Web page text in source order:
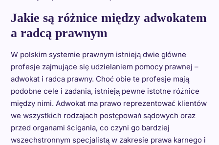
Jakie są różnice między adwokatem
a radcą prawnym
W polskim systemie prawnym istnieją dwie główne
profesje zajmujące się udzielaniem pomocy prawnej –
adwokat i radca prawny. Choć obie te profesje mają
podobne cele i zadania, istnieją pewne istotne różnice
między nimi. Adwokat ma prawo reprezentować klientów
we wszystkich rodzajach postępowań sądowych oraz
przed organami ścigania, co czyni go bardziej
wszechstronnym specjalistą w zakresie prawa karnego i